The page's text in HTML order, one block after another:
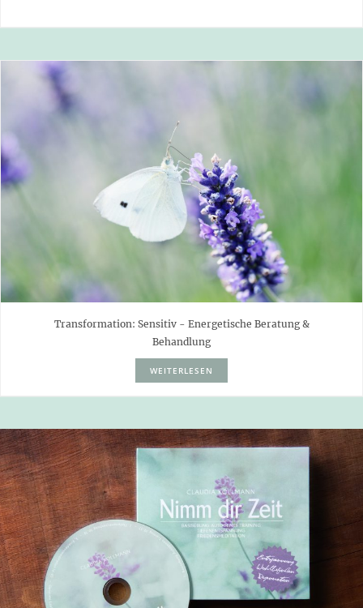
Transformation: Sensitiv - Energetische Beratung &
Behandlung
WEITERLESEN